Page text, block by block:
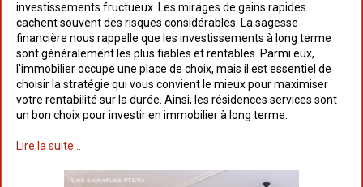
investissements fructueux. Les mirages de gains rapides
cachent souvent des risques considérables. La sagesse
financière nous rappelle que les investissements à long terme
sont généralement les plus fiables et rentables. Parmi eux,
l'immobilier occupe une place de choix, mais il est essentiel de
choisir la stratégie qui vous convient le mieux pour maximiser
votre rentabilité sur la durée. Ainsi, les résidences services sont
un bon choix pour investir en immobilier à long terme.
Lire la suite...